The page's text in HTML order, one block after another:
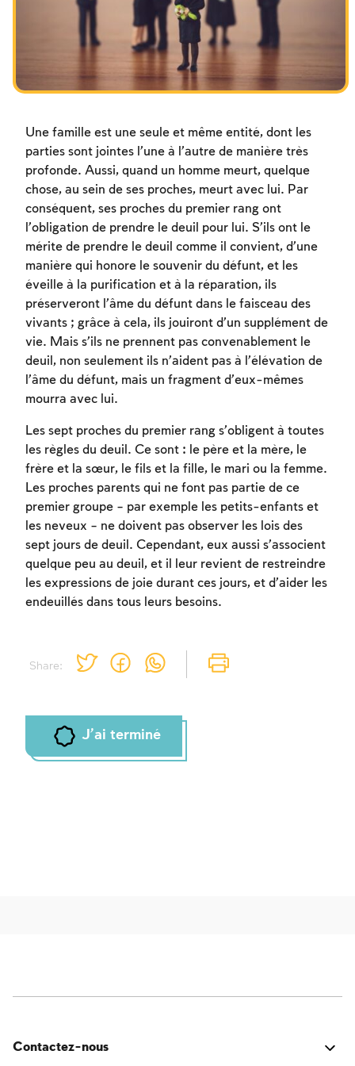
Les jeûnes liés à la destruction du Temple
Share:
Une famille est une seule et même entité, dont les
parties sont jointes l’une à l’autre de manière très
profonde. Aussi, quand un homme meurt, quelque
chose, au sein de ses proches, meurt avec lui. Par
conséquent, ses proches du premier rang ont
l’obligation de prendre le deuil pour lui. S’ils ont le
mérite de prendre le deuil comme il convient, d’une
manière qui honore le souvenir du défunt, et les
éveille à la purification et à la réparation, ils
préserveront l’âme du défunt dans le faisceau des
vivants ; grâce à cela, ils jouiront d’un supplément de
vie. Mais s’ils ne prennent pas convenablement le
deuil, non seulement ils n’aident pas à l’élévation de
l’âme du défunt, mais un fragment d’eux-mêmes
mourra avec lui.
Les sept proches du premier rang s’obligent à toutes
les règles du deuil. Ce sont : le père et la mère, le
frère et la sœur, le fils et la fille, le mari ou la femme.
Les proches parents qui ne font pas partie de ce
premier groupe – par exemple les petits-enfants et
les neveux – ne doivent pas observer les lois des
sept jours de deuil. Cependant, eux aussi s’associent
quelque peu au deuil, et il leur revient de restreindre
les expressions de joie durant ces jours, et d’aider les
endeuillés dans tous leurs besoins.
J'ai terminé
Inscription requise
Afin d'enregistrer ce que vous avez étudié,
vous devez vous connectez ou vous
inscrire.
Inscription Connexion
Contactez-nous